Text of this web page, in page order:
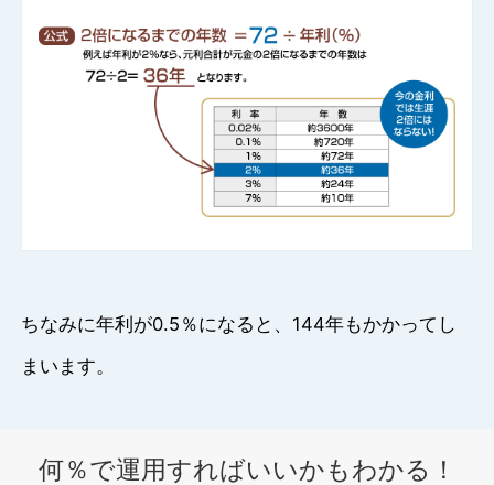
ちなみに年利が0.5％になると、144年もかかってし
まいます。
何％で運用すればいいかもわかる！